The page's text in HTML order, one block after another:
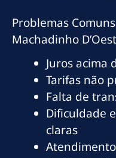
Problemas
Machadinho
Juros acima
Tarifas não
Falta de
Dificuldade
claras